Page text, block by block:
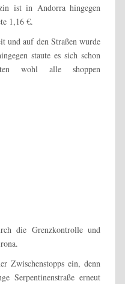
ist in Andorra hingegen
1,16 €.
und auf den Straßen wurde
staute es sich schon
wohl alle shoppen
die Grenzkontrolle und
Zwischenstopps ein, denn
Serpentinenstraße erneut